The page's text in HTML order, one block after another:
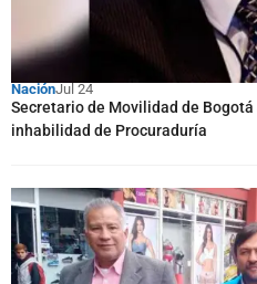
NaciónJul 24
Secretario de Movilidad de
inhabilidad de Procuraduría